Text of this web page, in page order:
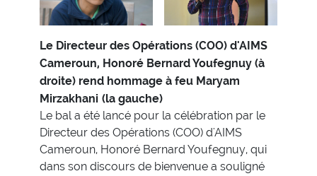
Le Directeur des Opérations (COO) d'AIMS
Cameroun, Honoré Bernard Youfegnuy (à
droite) rend hommage à feu Maryam
Mirzakhani (la gauche)
Le bal a été lancé pour la célébration par le
Directeur des Opérations (COO) d'AIMS
Cameroun, Honoré Bernard Youfegnuy, qui
dans son discours de bienvenue a souligné